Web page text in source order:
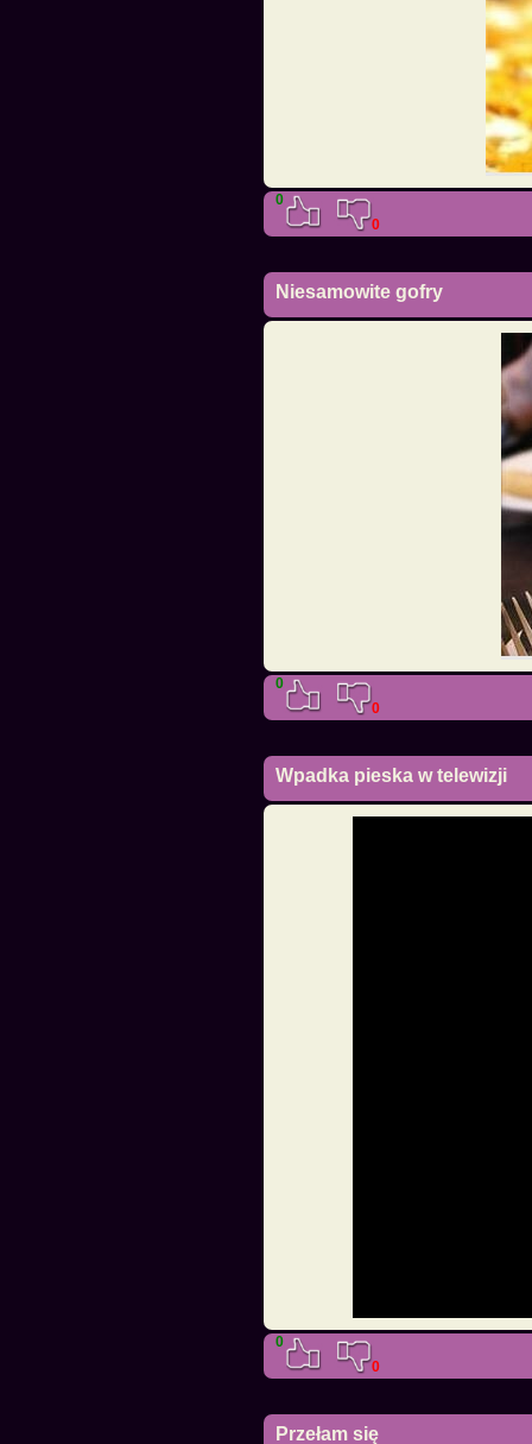
0
0
Niesamowite gofry
0
0
Wpadka pieska w telewizji
0
0
Przełam się